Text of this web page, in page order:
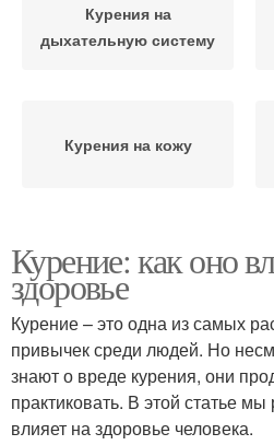
Курения на
дыхательную систему
Курения на кожу
Курения на сердце
Курения на психическое
здоровье
Курение: как оно
здоровье
Курение – это одна из самых
привычек среди людей. Но
знают о вреде курения, они
практиковать. В этой статье
влияет на здоровье человека.